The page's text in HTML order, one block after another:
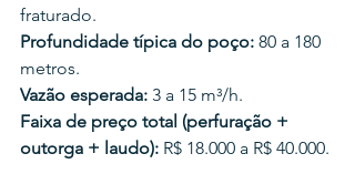
fraturado.
Profundidade típica do poço: 80 a 180
metros.
Vazão esperada: 3 a 15 m³/h.
Faixa de preço total (perfuração +
outorga + laudo): R$ 18.000 a R$ 40.000.